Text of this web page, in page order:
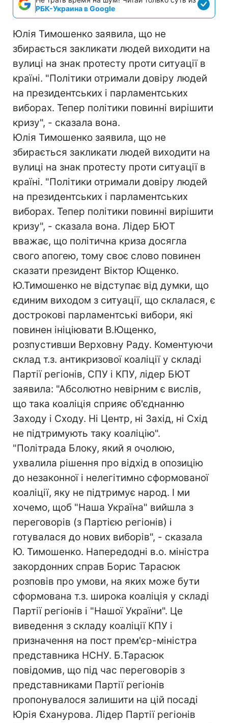
РБК-Украина в Google
Юлія Тимошенко заявила, що не
збирається закликати людей виходити на
вулиці на знак протесту проти ситуації в
країні. "Політики отримали довіру людей
на президентських і парламентських
виборах. Тепер політики повинні вирішити
кризу", - сказала вона.
Юлія Тимошенко заявила, що не
збирається закликати людей виходити на
вулиці на знак протесту проти ситуації в
країні. "Політики отримали довіру людей
на президентських і парламентських
виборах. Тепер політики повинні вирішити
кризу", - сказала вона. Лідер БЮТ
вважає, що політична криза досягла
свого апогею, тому своє слово повинен
сказати президент Віктор Ющенко.
Ю.Тимошенко не відступає від думки, що
єдиним виходом з ситуації, що склалася, є
дострокові парламентські вибори, які
повинен ініціювати В.Ющенко,
розпустивши Верховну Раду. Коментуючи
склад т.з. антикризової коаліції у складі
Партії регіонів, СПУ і КПУ, лідер БЮТ
заявила: "Абсолютно невірним є вислів,
що така коаліція сприяє об'єднанню
Заходу і Сходу. Ні Центр, ні Захід, ні Схід
не підтримують таку коаліцію".
"Політрада Блоку, який я очолюю,
ухвалила рішення про відхід в опозицію
до незаконної і нелегітимно сформованої
коаліції, яку не підтримує народ. І ми
хочемо, щоб "Наша Україна" вийшла з
переговорів (з Партією регіонів) і
готувалася до нових виборів", - сказала
Ю. Тимошенко. Напередодні в.о. міністра
закордонних справ Борис Тарасюк
розповів про умови, на яких може бути
сформована т.з. широка коаліція у складі
Партії регіонів і "Нашої України". Це
виведення з складу коаліції КПУ і
призначення на пост прем'єр-міністра
представника НСНУ. Б.Тарасюк
повідомив, що під час переговорів з
представниками Партії регіонів
пропонувалося залишити на цій посаді
Юрія Єханурова. Лідер Партії регіонів